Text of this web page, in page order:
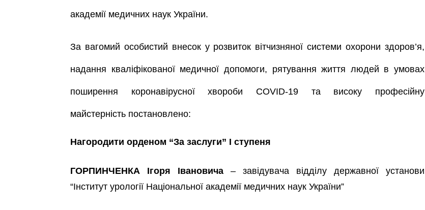
академії медичних наук України.
За вагомий особистий внесок у розвиток вітчизняної системи охорони здоров’я,
надання кваліфікованої медичної допомоги, рятування життя людей в умовах
поширення коронавірусної хвороби COVID-19 та високу професійну
майстерність постановлено:
Нагородити орденом “За заслуги” І ступеня
ГОРПИНЧЕНКА Ігоря Івановича – завідувача відділу державної установи
“Інститут урології Національної академії медичних наук України”